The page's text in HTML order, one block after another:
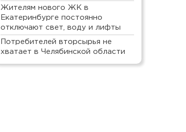
Жителям нового ЖК в
Екатеринбурге постоянно
отключают свет, воду и лифты
Потребителей вторсырья не
хватает в Челябинской области